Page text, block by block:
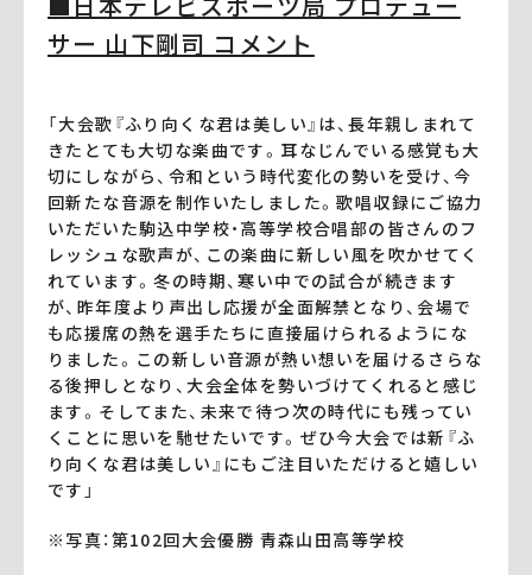
サー 山下剛司 コメント
「大会歌『ふり向くな君は美しい』は、長年親しまれて
きたとても大切な楽曲です。耳なじんでいる感覚も大
切にしながら、令和という時代変化の勢いを受け、今
回新たな音源を制作いたしました。歌唱収録にご協力
いただいた駒込中学校・高等学校合唱部の皆さんのフ
レッシュな歌声が、この楽曲に新しい風を吹かせてく
れています。冬の時期、寒い中での試合が続きます
が、昨年度より声出し応援が全面解禁となり、会場で
も応援席の熱を選手たちに直接届けられるようにな
りました。この新しい音源が熱い想いを届けるさらな
る後押しとなり、大会全体を勢いづけてくれると感じ
ます。そしてまた、未来で待つ次の時代にも残ってい
くことに思いを馳せたいです。ぜひ今大会では新『ふ
り向くな君は美しい』にもご注目いただけると嬉しい
です」
※写真：第102回大会優勝 青森山田高等学校